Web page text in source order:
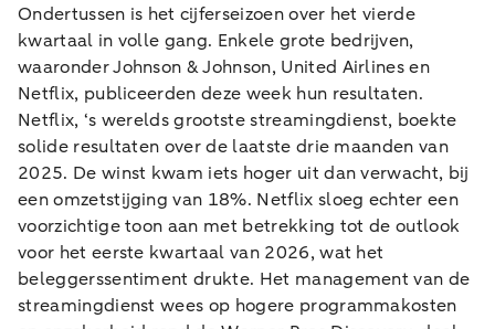
Ondertussen is het cijferseizoen over het vierde
kwartaal in volle gang. Enkele grote bedrijven,
waaronder Johnson & Johnson, United Airlines en
Netflix, publiceerden deze week hun resultaten.
Netflix, ‘s werelds grootste streamingdienst, boekte
solide resultaten over de laatste drie maanden van
2025. De winst kwam iets hoger uit dan verwacht, bij
een omzetstijging van 18%. Netflix sloeg echter een
voorzichtige toon aan met betrekking tot de outlook
voor het eerste kwartaal van 2026, wat het
beleggerssentiment drukte. Het management van de
streamingdienst wees op hogere programmakosten